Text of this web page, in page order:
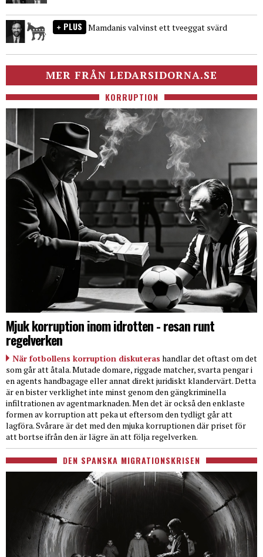
PLUS Mamdanis valvinst ett tveeggat svärd
MER FRÅN LEDARSIDORNA.SE
KORRUPTION
Mjuk korruption inom idrotten - resan runt
regelverken
När fotbollens korruption diskuteras handlar det oftast om det
som går att åtala. Mutade domare, riggade matcher, svarta pengar i
en agents handbagage eller annat direkt juridiskt klandervärt. Detta
är en bister verklighet inte minst genom den gängkriminella
infiltrationen av agentmarknaden. Men det är också den enklaste
formen av korruption att peka ut eftersom den tydligt går att
lagföra. Svårare är det med den mjuka korruptionen där priset för
att bortse ifrån den är lägre än att följa regelverken.
DEN SPANSKA MIGRATIONSKRISEN